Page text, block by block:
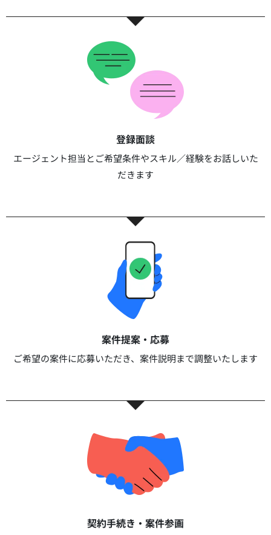
登録面談​​
エージェント担当とご希望条件やスキル／経験をお話しいた
だきます​
案件提案・応募​
ご希望の案件に応募いただき、案件説明まで調整いたします​​
契約手続き・案件参画​​